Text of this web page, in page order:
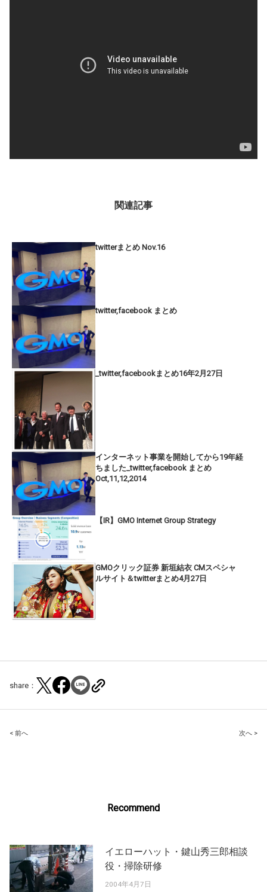
関連記事
twitterまとめ Nov.16
twitter,facebook まとめ
_twitter,facebookまとめ16年2月27日
インターネット事業を開始してから19年経
ちました_twitter,facebook まとめ
Oct,11,12,2014
【IR】GMO Internet Group Strategy
GMOクリック証券 新垣結衣 CMスペシャ
ルサイト＆twitterまとめ4月27日
share：
Post
< 前へ 次へ >
Recommend
イエローハット・鍵山秀三郎相談
役・掃除研修
2004年4月7日